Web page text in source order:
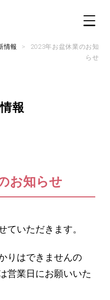
内
情報 >
2023年お盆休業のお知
らせ
報
お知らせ
ていただきます。
りはできませんの
営業日にお願いいた